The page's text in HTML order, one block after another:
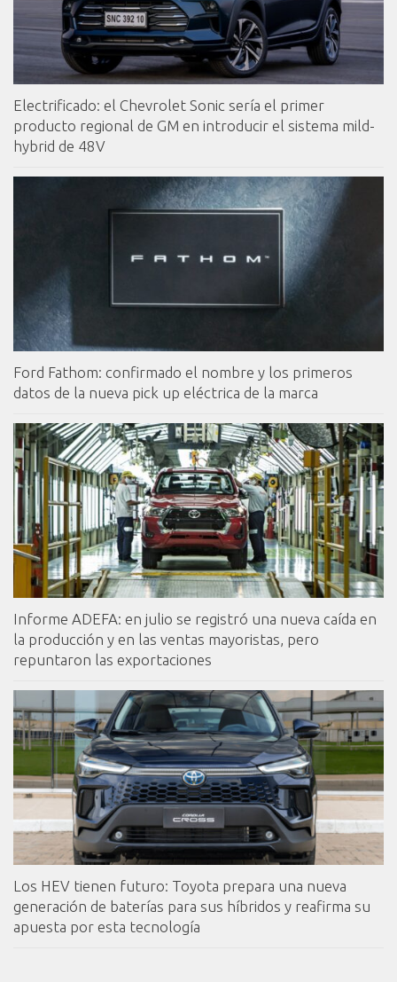
Electrificado: el Chevrolet Sonic sería el primer
producto regional de GM en introducir el sistema mild-
hybrid de 48V
Ford Fathom: confirmado el nombre y los primeros
datos de la nueva pick up eléctrica de la marca
Informe ADEFA: en julio se registró una nueva caída en
la producción y en las ventas mayoristas, pero
repuntaron las exportaciones
Los HEV tienen futuro: Toyota prepara una nueva
generación de baterías para sus híbridos y reafirma su
apuesta por esta tecnología